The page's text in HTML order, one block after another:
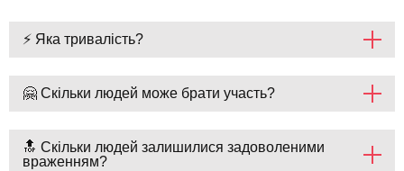
⚡ Яка тривалість?
🤗 Скільки людей може брати участь?
🔝 Скільки людей залишилися задоволеними
враженням?